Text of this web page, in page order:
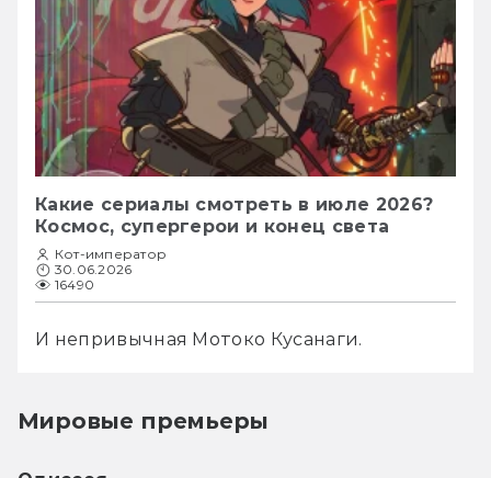
Какие сериалы смотреть в июле 2026?
Космос, супергерои и конец света
Кот-император
30.06.2026
16490
И непривычная Мотоко Кусанаги.
Мировые премьеры